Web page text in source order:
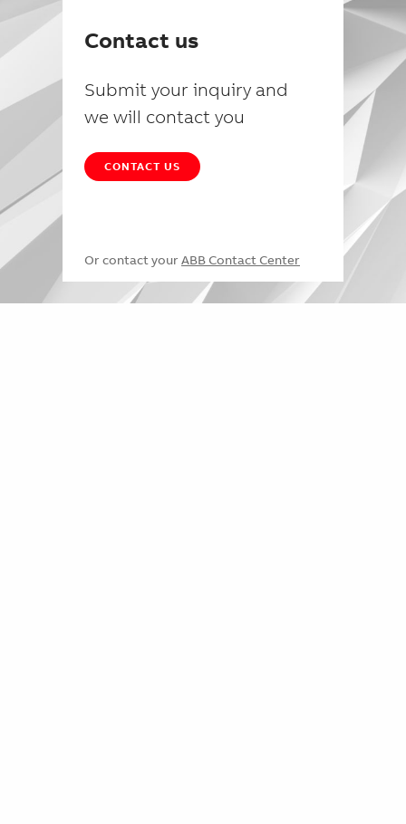
Contact us
Submit your inquiry and
we will contact you
CONTACT US
Or contact your ABB Contact Center